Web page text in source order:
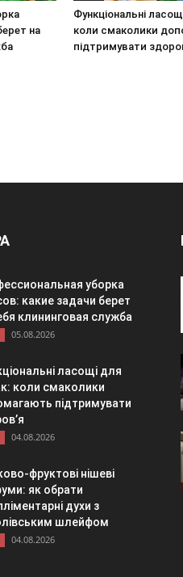
на
Функціональні
коли смаколики
підтримувати
уборка
какие задачи берет
клининговая служба
05.08.2026
ласощі для
коли смаколики
підтримувати
04.08.2026
фруктові нішеві
як обрати
духи з
шлейфом
04.08.2026